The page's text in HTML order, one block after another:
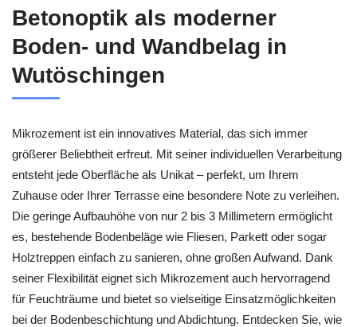
Betonoptik als moderner
Boden- und Wandbelag in
Wutöschingen
Mikrozement ist ein innovatives Material, das sich immer
größerer Beliebtheit erfreut. Mit seiner individuellen Verarbeitung
entsteht jede Oberfläche als Unikat – perfekt, um Ihrem
Zuhause oder Ihrer Terrasse eine besondere Note zu verleihen.
Die geringe Aufbauhöhe von nur 2 bis 3 Millimetern ermöglicht
es, bestehende Bodenbeläge wie Fliesen, Parkett oder sogar
Holztreppen einfach zu sanieren, ohne großen Aufwand. Dank
seiner Flexibilität eignet sich Mikrozement auch hervorragend
für Feuchträume und bietet so vielseitige Einsatzmöglichkeiten
bei der Bodenbeschichtung und Abdichtung. Entdecken Sie, wie